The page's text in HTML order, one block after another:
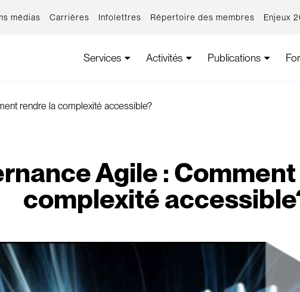
médias Carrières Infolettres Répertoire des membres Enjeux
Services Activités Publications
rendre la complexité accessible?
Agile :
complexité